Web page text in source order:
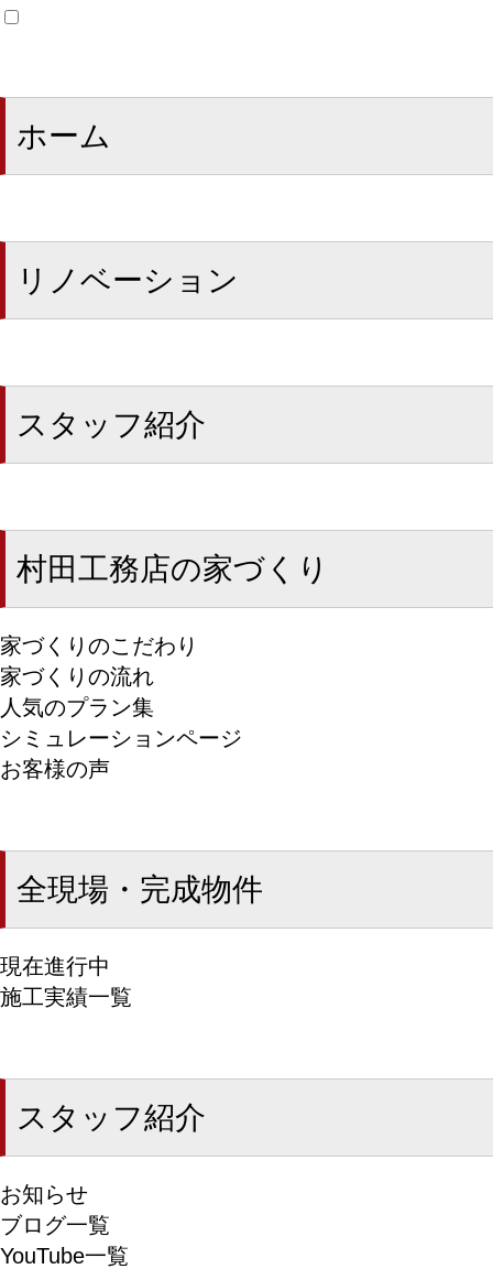
ホーム
リノベーション
スタッフ紹介
村田工務店の家づくり
家づくりのこだわり
家づくりの流れ
人気のプラン集
シミュレーションページ
お客様の声
全現場・完成物件
現在進行中
施工実績一覧
スタッフ紹介
お知らせ
ブログ一覧
YouTube一覧